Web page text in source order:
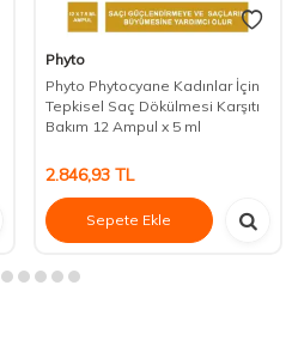
Phyto
Phyto Phytocyane Kadınlar İçin
Tepkisel Saç Dökülmesi Karşıtı
Bakım 12 Ampul x 5 ml
2.846,93TL
Sepete Ekle